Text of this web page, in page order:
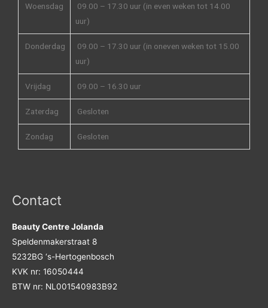
Woensdag
09.00 – 17.30 uur (in even weken tot 14.00
uur)
Donderdag
09.00 – 17.30 uur (in oneven weken tot 15.00
uur)
Vrijdag 09.00 – 16.30 uur
Zaterdag Gesloten
Zondag Gesloten
Contact
Beauty Centre Jolanda
Speldenmakerstraat 8
5232BG ‘s-Hertogenbosch
KVK nr: 16050444
BTW nr: NL001540983B92